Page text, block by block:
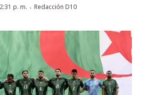
p. m. · Redacción D10